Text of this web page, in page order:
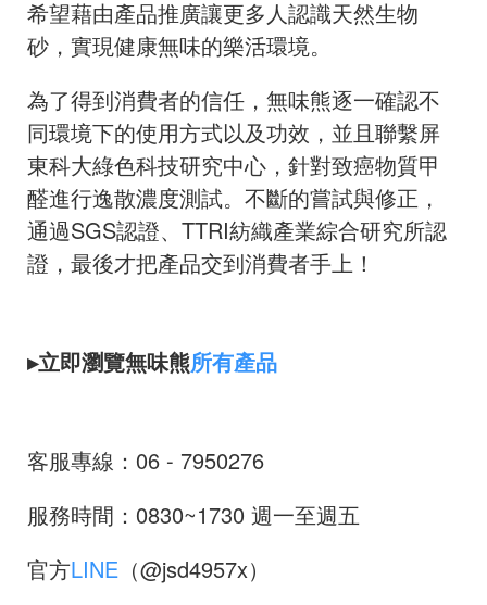
希望藉由產品推廣讓更多人認識天然生物
砂，實現健康無味的樂活環境。
為了得到消費者的信任，無味熊逐一確認不
同環境下的使用方式以及功效，並且聯繫屏
東科大綠色科技研究中心，針對致癌物質甲
醛進行逸散濃度測試。不斷的嘗試與修正，
通過SGS認證、TTRI紡織產業綜合研究所認
證，最後才把產品交到消費者手上！
▸立即瀏覽無味熊所有產品
客服專線：06 - 7950276
服務時間：0830~1730 週一至週五
官方LINE （@jsd4957x）